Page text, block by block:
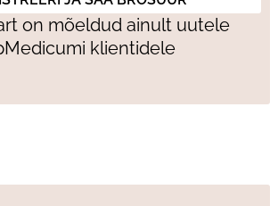
on mõeldud ainult uutele
klientidele